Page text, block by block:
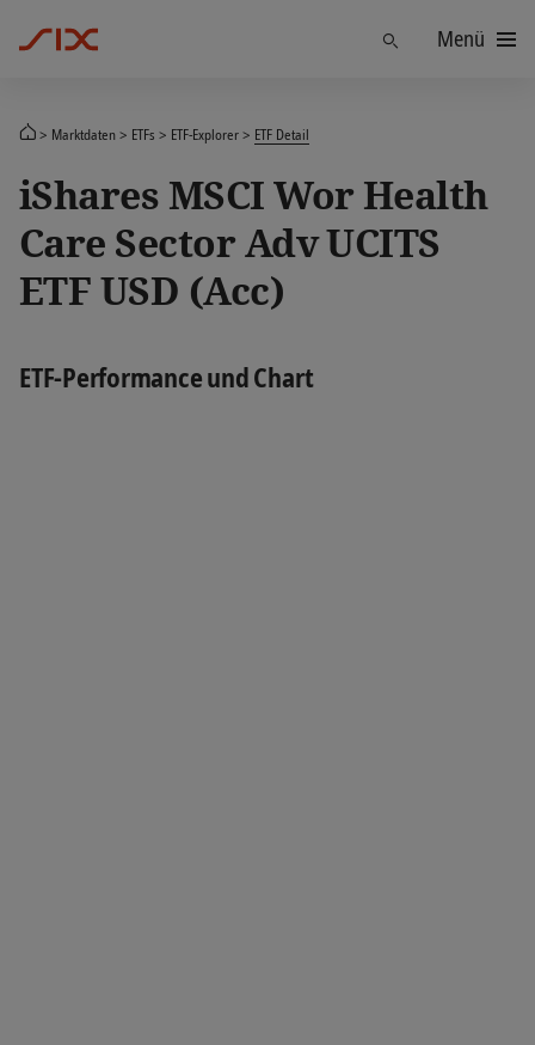
FindenMenü
Marktdaten ETFs ETF-Explorer ETF Detail
iShares MSCI Wor Health
Care Sector Adv UCITS
ETF USD (Acc)
ETF-Performance und Chart